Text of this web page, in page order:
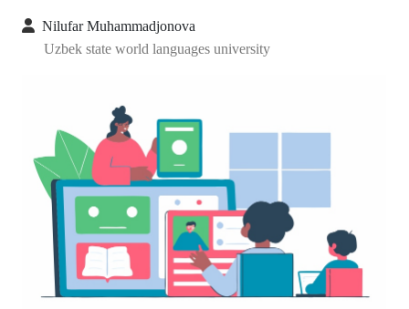
Nilufar Muhammadjonova
Uzbek state world languages university